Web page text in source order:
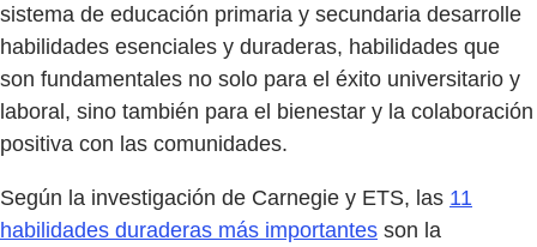
sistema de educación primaria y secundaria desarrolle
habilidades esenciales y duraderas, habilidades que
son fundamentales no solo para el éxito universitario y
laboral, sino también para el bienestar y la colaboración
positiva con las comunidades.
Según la investigación de Carnegie y ETS, las 11
habilidades duraderas más importantes son la